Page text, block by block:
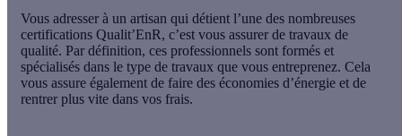
Vous adresser à un artisan qui détient l’une des nombreuses
certifications Qualit’EnR, c’est vous assurer de travaux de
qualité. Par définition, ces professionnels sont formés et
spécialisés dans le type de travaux que vous entreprenez. Cela
vous assure également de faire des économies d’énergie et de
rentrer plus vite dans vos frais.